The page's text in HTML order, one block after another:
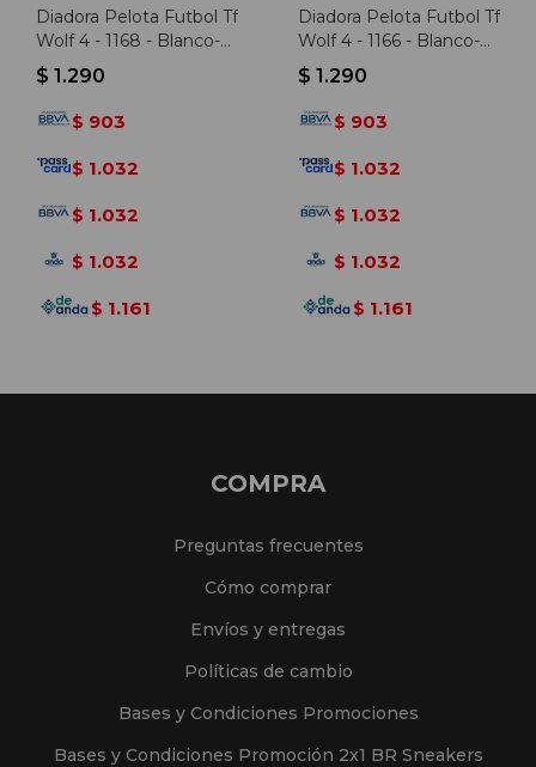
Diadora Pelota Futbol Tf
Wolf 4 - 1168 - Blanco-
naranja
$ 1.290
$ 903
$ 1.032
$ 1.032
$ 1.032
$ 1.161
Diadora Pelota Futbol Tf
Wolf 4 - 1166 - Blanco-
multicolor
$ 1.290
$ 903
$ 1.032
$ 1.032
$ 1.032
$ 1.161
COMPRA
Preguntas frecuentes
Cómo comprar
Envíos y entregas
Políticas de cambio
Bases y Condiciones Promociones
Bases y Condiciones Promoción 2x1 BR Sneakers